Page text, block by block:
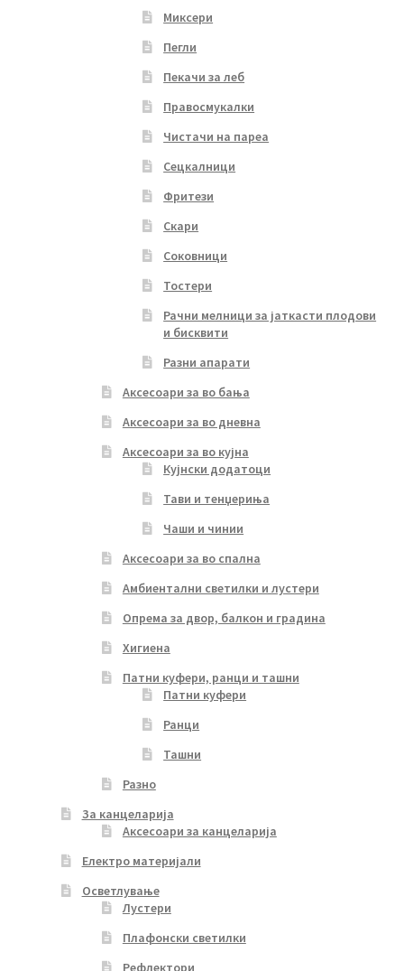
Миксери
Пегли
Пекачи за леб
Правосмукалки
Чистачи на пареа
Сецкалници
Фритези
Скари
Соковници
Тостери
Рачни мелници за јаткасти плодови
и бисквити
Разни апарати
Аксесоари за во бања
Аксесоари за во дневна
Аксесоари за во кујна
Кујнски додатоци
Тави и тенџериња
Чаши и чинии
Аксесоари за во спална
Амбиентални светилки и лустери
Опрема за двор, балкон и градина
Хигиена
Патни куфери, ранци и ташни
Патни куфери
Ранци
Ташни
Разно
За канцеларија
Аксесоари за канцеларија
Електро материјали
Осветлување
Лустери
Плафонски светилки
Рефлектори